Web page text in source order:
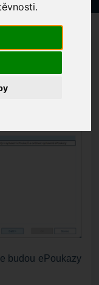
a poté
budou ePoukazy